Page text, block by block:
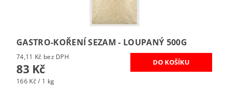
GASTRO-KOŘENÍ SEZAM - LOUPANÝ 500G
74,11 Kč bez DPH
83 Kč
166 Kč / 1 kg